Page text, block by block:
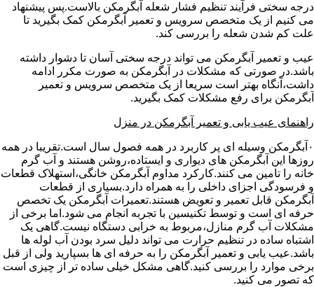
درجه سختی فرآیند تنظیم فشار شعله آبگرمکن بالاست.پس پیشنهاد
می کنیم از یک متخصص سرویس و تعمیر آبگرمکن کمک بگیرید تا
علت کم شدن شعله را بررسی کند.
عیب و تعمیر آبگرمکن می تواند درجه سختی آسان تا دشوار داشته
باشد.در صورتی که مشکلات در آبگرمکن به صورت مکرر ادامه
داشت،آنگاه بهتر است سریعا از یک متخصص سرویس و تعمیر
آبگرمکن برای رفع مشکلات کمک بگیرید.
راهنمای عیب یابی و تعمیر آبگرمکن در منزل
۰آبگرمکن وسیله ای پر کاربرد در همه فصول سال است.تقریبا در همه
روزها این آبگرمکن های دیواری و ایستاده،روشن هستند و آب گرم
خانه را تامین می کنند.کارکرد مداوم آبگرمکن خانگی،استهلاک قطعات
و فرسودگی اجزای داخلی را به همراه دارد.بسیاری از قطعات
آبگرمکن قابل تعمیر و تعویض هستند.تعمیرات آبگرمکن یک تخصص
حرفه ای است و توسط تکنیسین با تجربه انجام می شود.اما برخی از
مشکلات آب گرم منازل،مربوط به خرابی دستگاه نیست.گاهی یک
اشتباه ساده در تنظیم حرارت می تواند دلیل سرد بودن آب لوله ها
باشد.عیب یابی و تعمیر آبگرمکن را به حرفه ای ها بسپارید ولی از قبل
برخی موارد را بررسی کنید.گاهی مشکل خیلی ساده تر از چیزی است
که تصور می کنید.